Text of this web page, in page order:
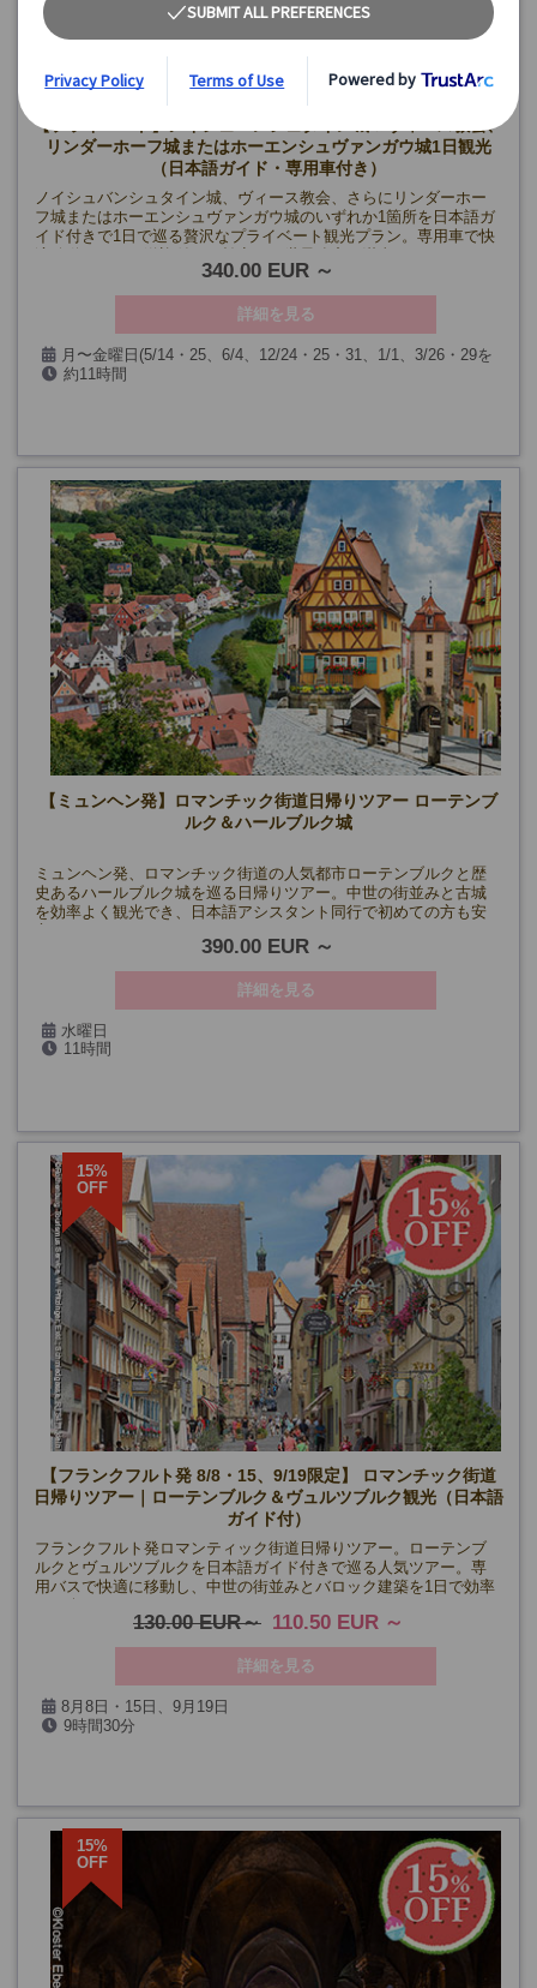
【催行最少人数】10名
8月24日、31日
【プライベート】ノイシュバンシュタイン城＆ヴィース教会、
リンダーホーフ城またはホーエンシュヴァンガウ城1日観光
（日本語ガイド・専用車付き）
ノイシュバンシュタイン城、ヴィース教会、さらにリンダーホー
フ城またはホーエンシュヴァンガウ城のいずれか1箇所を日本語ガ
イド付きで1日で巡る贅沢なプライベート観光プラン。専用車で快
340.00 EUR
詳細を見る
月〜金曜日(5/14・25、6/4、12/24・25・31、1/1、3/26・29を
除く）約11時間
【ミュンヘン発】ロマンチック街道日帰りツアー ローテンブ
ルク＆ハールブルク城
ミュンヘン発、ロマンチック街道の人気都市ローテンブルクと歴
史あるハールブルク城を巡る日帰りツアー。中世の街並みと古城
を効率よく観光でき、日本語アシスタント同行で初めての方も安
390.00 EUR
詳細を見る
水曜日
11時間
15%
OFF
【フランクフルト発 8/8・15、9/19限定】 ロマンチック街道
日帰りツアー｜ローテンブルク＆ヴュルツブルク観光（日本語
ガイド付）
フランクフルト発ロマンティック街道日帰りツアー。ローテンブ
ルクとヴュルツブルクを日本語ガイド付きで巡る人気ツアー。専
用バスで快適に移動し、中世の街並みとバロック建築を1日で効率
130.00 EUR 110.50 EUR
詳細を見る
8月8日・15日、9月19日
9時間30分
15%
OFF